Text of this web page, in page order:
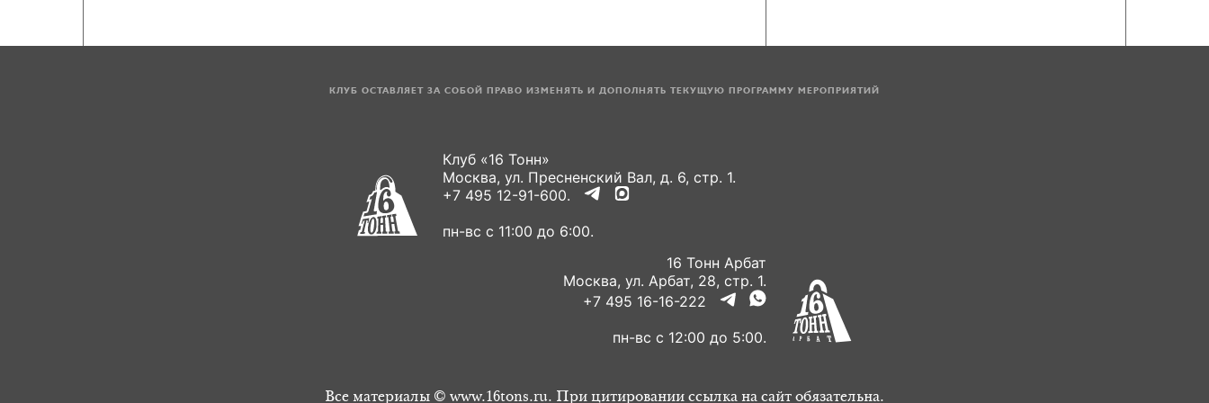
КЛУБ ОСТАВЛЯЕТ ЗА СОБОЙ ПРАВО ИЗМЕНЯТЬ И ДОПОЛНЯТЬ ТЕКУЩУЮ ПРОГРАММУ МЕРОПРИЯТИЙ
Клуб «16 Тонн»
Москва, ул. Пресненский Вал, д. 6, стр. 1.
+7 495 12-91-600.
пн-вс с 11:00 до 6:00.
16 Тонн Арбат
Москва, ул. Арбат, 28, стр. 1.
+7 495 16-16-222
пн-вс с 12:00 до 5:00.
Все материалы © www.16tons.ru. При цитировании ссылка на сайт обязательна.